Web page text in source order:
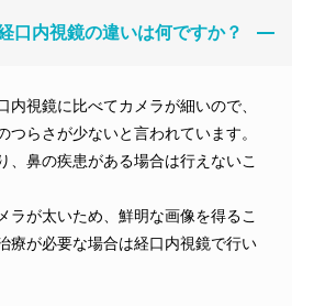
口内視鏡の違いは何ですか？
内視鏡に比べてカメラが細いので、
つらさが少ないと言われています。
、鼻の疾患がある場合は行えないこ
ラが太いため、鮮明な画像を得るこ
療が必要な場合は経口内視鏡で行い